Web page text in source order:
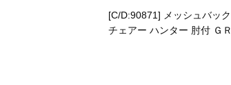
[C/D:90871] メッシュバック
チェアー ハンター 肘付 ＧＲ